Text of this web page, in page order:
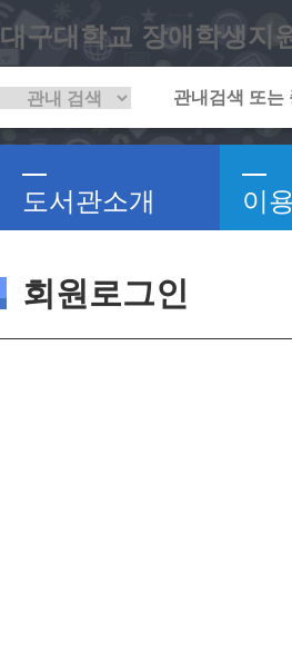
대구대학교 장애학생지
도서관소개 이
회원로그인